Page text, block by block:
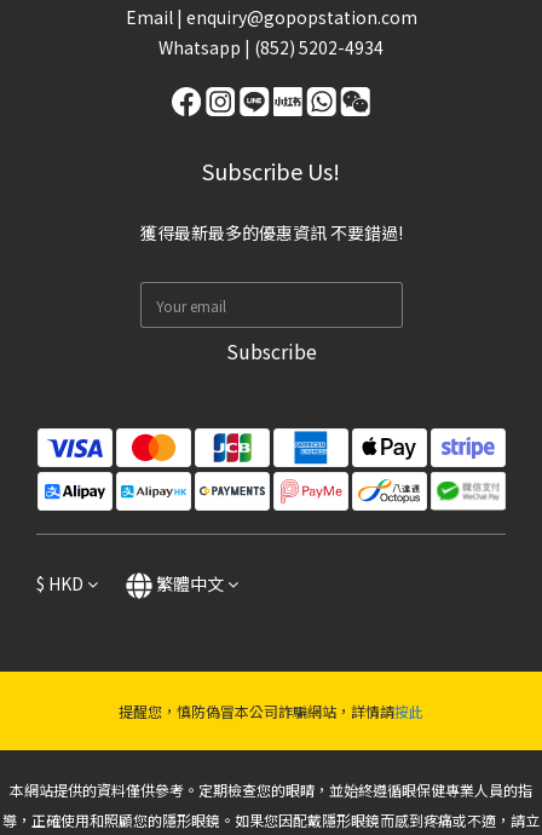
Email | enquiry@gopopstation.com
Whatsapp | (852) 5202-4934
Subscribe Us!
獲得最新最多的優惠資訊 不要錯過!
Subscribe
$ HKD 繁體中文
提醒您，慎防偽冒本公司詐騙網站，詳情請按此
本網站提供的資料僅供參考。定期檢查您的眼睛，並始終遵循眼保健專業人員的指
導，正確使用和照顧您的隱形眼鏡。如果您因配戴隱形眼鏡而感到疼痛或不適，請立